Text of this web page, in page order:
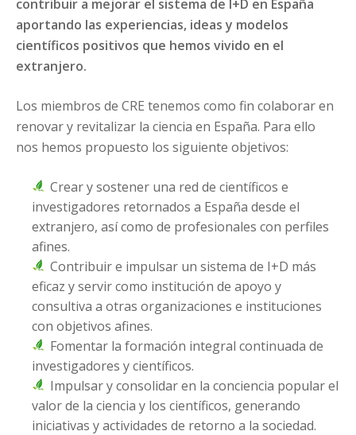
contribuir a mejorar el sistema de I+D en España
aportando las experiencias, ideas y modelos
científicos positivos que hemos vivido en el
extranjero.
Los miembros de CRE tenemos como fin colaborar en
renovar y revitalizar la ciencia en España. Para ello
nos hemos propuesto los siguiente objetivos:
Crear y sostener una red de científicos e
investigadores retornados a España desde el
extranjero, así como de profesionales con perfiles
afines.
Contribuir e impulsar un sistema de I+D más
eficaz y servir como institución de apoyo y
consultiva a otras organizaciones e instituciones
con objetivos afines.
Fomentar la formación integral continuada de
investigadores y científicos.
Impulsar y consolidar en la conciencia popular el
valor de la ciencia y los científicos, generando
iniciativas y actividades de retorno a la sociedad.